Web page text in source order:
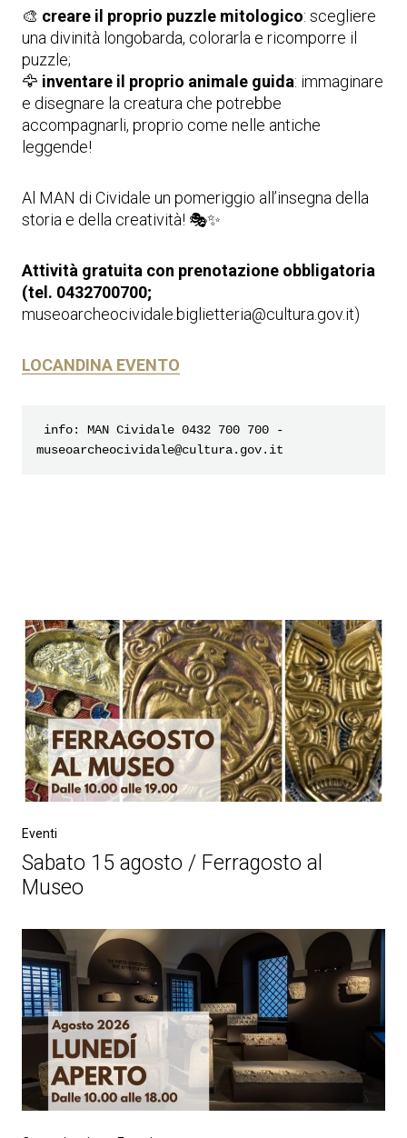
🎨 creare il proprio puzzle mitologico: scegliere
una divinità longobarda, colorarla e ricomporre il
puzzle;
🦅 inventare il proprio animale guida: immaginare
e disegnare la creatura che potrebbe
accompagnarli, proprio come nelle antiche
leggende!
Al MAN di Cividale un pomeriggio all’insegna della
storia e della creatività! 🎭✨
Attività gratuita con prenotazione obbligatoria
(tel. 0432700700;
museoarcheocividale.biglietteria@cultura.gov.it)
LOCANDINA EVENTO
museoarcheocividale@cultura.gov.it
Eventi
Sabato 15 agosto / Ferragosto al
Museo